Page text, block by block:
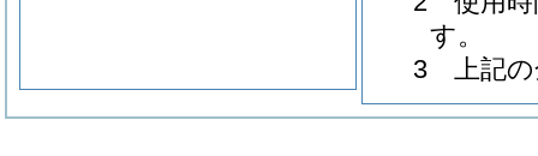
す。
3 上記の